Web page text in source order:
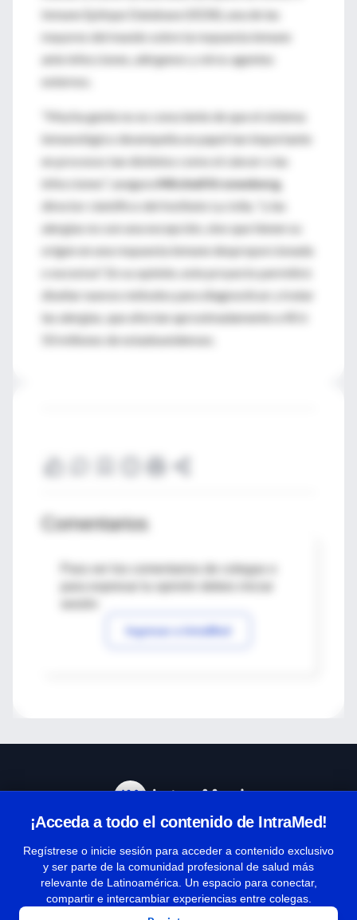
Inmune Epitope Database (IEDB), una de las
mayores del mundo sobre la respuesta inmune
ante infecciones, alérgenos y otros agentes
externos.
"Mucha gente no es consciente de que el sistema
inmunológico desempeña un papel tan importante
en procesos tan distintos como el cáncer o las
infecciones", aseguraMitchell Kronenberg,
director científico del Instituto La Jolla, "y las
alergias no son una excepción, sino que tienen su
origen en una respuesta inmune desproporcionada
o excesiva". En su opinión, este proyecto permitirá
diseñar nuevos métodos para diagnosticar y tratar
las alergias, que afectan aproximadamente a 40 ó
50 millones de estadounidenses.
Comentarios
Para ver los comentarios de colegas o
Ingresar a IntraMed
¡Acceda a todo el contenido de IntraMed!
Regístrese o inicie sesión para acceder a contenido exclusivo
y ser parte de la comunidad profesional de salud más
relevante de Latinoamérica. Un espacio para conectar,
compartir e intercambiar experiencias entre colegas.
Términos y condiciones
| Políticas de privacidad